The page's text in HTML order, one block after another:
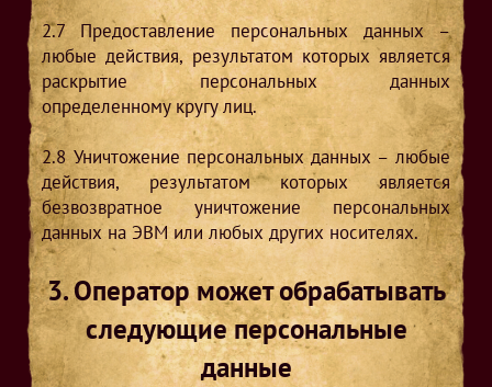
2.7Предоставление персональных данных –
любые действия, результатом которых является
раскрытие персональных данных
определенному кругу лиц.
2.8 Уничтожение персональных данных – любые
действия, результатом которых является
безвозвратное уничтожение персональных
данных на ЭВМ или любых других носителях.
3. Оператор может обрабатывать
следующие персональные
данные